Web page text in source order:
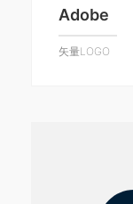
Adobe
矢量LOGO